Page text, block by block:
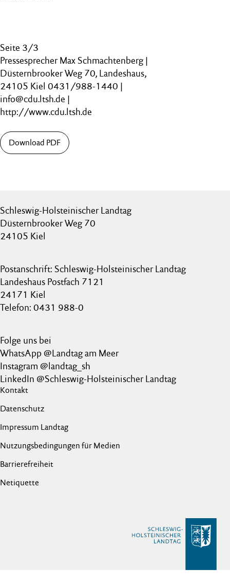
Seite 3/3
Pressesprecher Max Schmachtenberg |
Düsternbrooker Weg 70, Landeshaus,
24105 Kiel 0431/988-1440 |
info@cdu.ltsh.de |
http://www.cdu.ltsh.de
Download PDF
Schleswig-Holsteinischer Landtag
Düsternbrooker Weg 70
24105 Kiel
Postanschrift: Schleswig-Holsteinischer Landtag
Landeshaus Postfach 7121
24171 Kiel
Telefon: 0431 988-0
Folge uns bei
WhatsApp @Landtag am Meer
Instagram @landtag_sh
LinkedIn @Schleswig-Holsteinischer Landtag
Kontakt
Datenschutz
Impressum Landtag
Nutzungsbedingungen für Medien
Barrierefreiheit
Netiquette